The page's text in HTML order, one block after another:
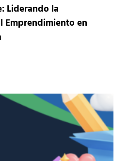
Liderando la
Emprendimiento en